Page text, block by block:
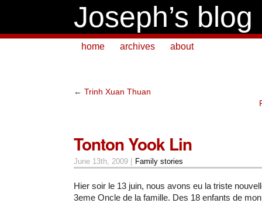
Joseph’s blog
home archives about
← Trinh Xuan Thuan
Tonton Yook Lin
June 13th, 2009 | Family stories
Hier soir le 13 juin, nous avons eu la triste
3eme Oncle de la famille. Des 18 enfants de